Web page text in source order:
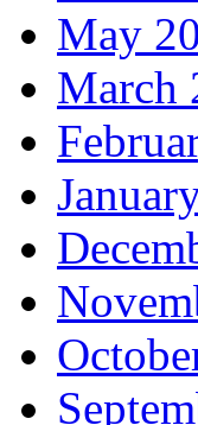
May
March